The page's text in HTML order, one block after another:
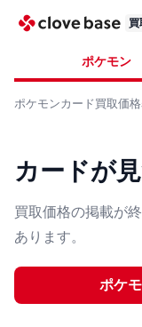
買
ポケモン
ポケモンカード買取価
カードが
買取価格の掲載が
あります。
ポケ